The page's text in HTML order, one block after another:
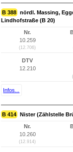
B 388 nördl. Massing,
Lindhofstraße (B 20)
Nr.
10.259
(12.706)
DTV
12.210
Infos...
B 414 Nister (Zählstelle
Nr.
10.260
(12.914)